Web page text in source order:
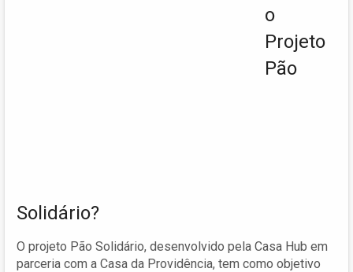
o
Projeto
Pão
Solidário?
O projeto Pão Solidário, desenvolvido pela Casa Hub em
parceria com a Casa da Providência, tem como objetivo